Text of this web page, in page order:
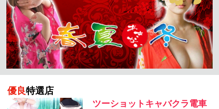
優良特選店
ツーショットキャバクラ電車